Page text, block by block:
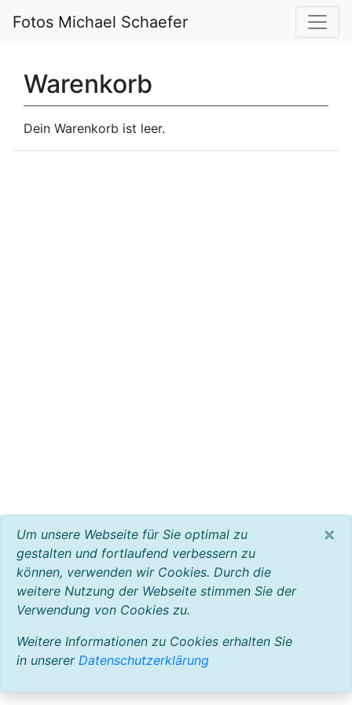
Fotos Michael Schaefer
Warenkorb
Dein Warenkorb ist leer.
Um unsere Webseite für Sie optimal zu
gestalten und fortlaufend verbessern zu
können, verwenden wir Cookies. Durch die
weitere Nutzung der Webseite stimmen Sie der
Verwendung von Cookies zu.
Weitere Informationen zu Cookies erhalten Sie
in unserer Datenschutzerklärung
×